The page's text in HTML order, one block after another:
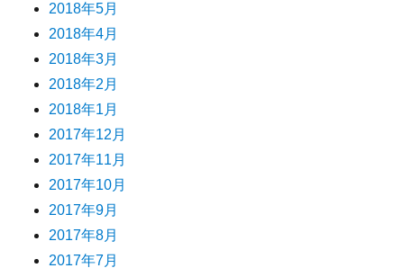
2018年5月
2018年4月
2018年3月
2018年2月
2018年1月
2017年12月
2017年11月
2017年10月
2017年9月
2017年8月
2017年7月